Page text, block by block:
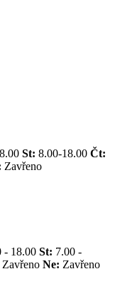
St: 8.00-18.00 Čt:
Zavřeno
- 18.00 St: 7.00 -
Zavřeno Ne: Zavřeno